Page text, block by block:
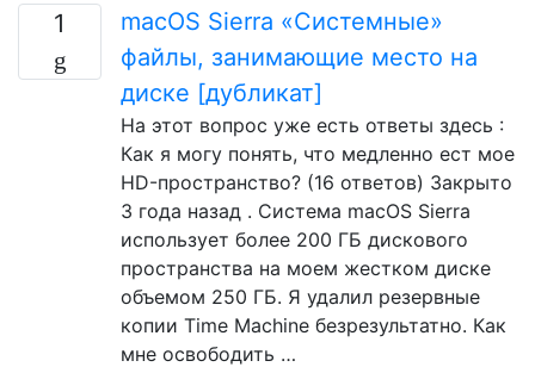
1
macOS Sierra «Системные»
файлы, занимающие место на
диске [дубликат]
На этот вопрос уже есть ответы здесь :
Как я могу понять, что медленно ест мое
HD-пространство? (16 ответов) Закрыто
3 года назад . Система macOS Sierra
использует более 200 ГБ дискового
пространства на моем жестком диске
объемом 250 ГБ. Я удалил резервные
копии Time Machine безрезультатно. Как
мне освободить …